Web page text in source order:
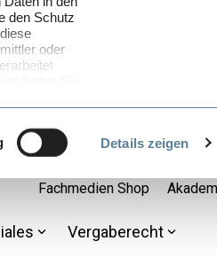
den Schutz
oder
DSGVO)
unsere
Cookies Sie
Details zeigen
Fachmedien Shop
Vergaberecht